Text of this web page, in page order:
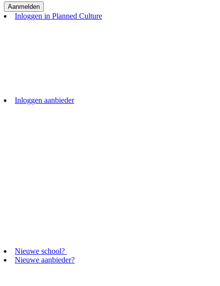
Aanmelden
Inloggen in Planned Culture
Inloggen aanbieder
Nieuwe school?
Nieuwe aanbieder?